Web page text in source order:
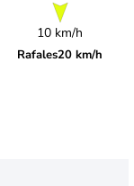
10 km/h
Rafales20 km/h